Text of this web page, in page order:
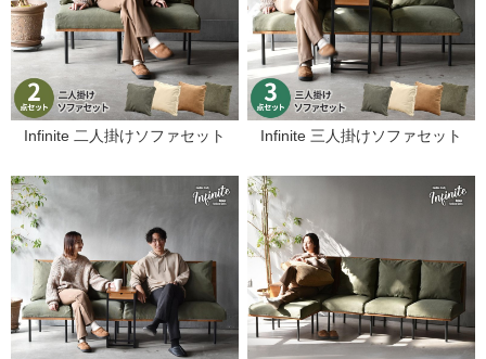
Infinite 二人掛けソファセット Infinite 三人掛けソファセット